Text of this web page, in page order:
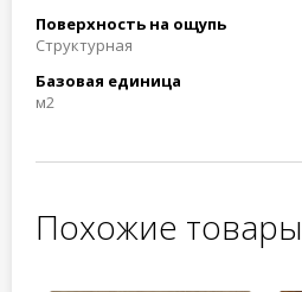
Поверхность на ощупь
Структурная
Базовая единица
м2
Похожие товары